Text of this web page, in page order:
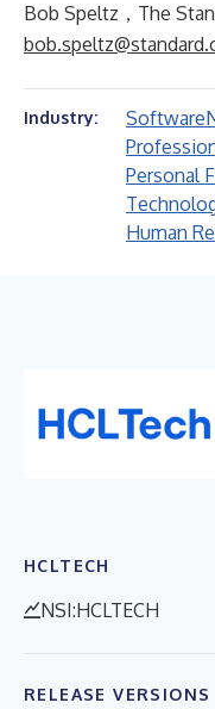
Bob Speltz，The
Industry: Software
Personal
Human
HCLTECH
NSI:HCLTECH
RELEASE VERSIONS